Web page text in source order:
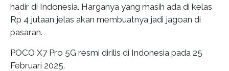
hadir di Indonesia. Harganya yang masih ada di kelas
Rp 4 jutaan jelas akan membuatnya jadi jagoan di
pasaran.
POCO X7 Pro 5G resmi dirilis di Indonesia pada 25
Februari 2025.